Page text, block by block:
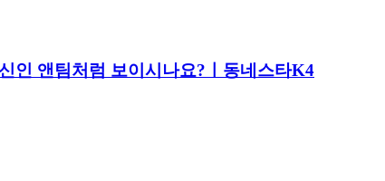
인 앤팀처럼 보이시나요?ㅣ동네스타K4